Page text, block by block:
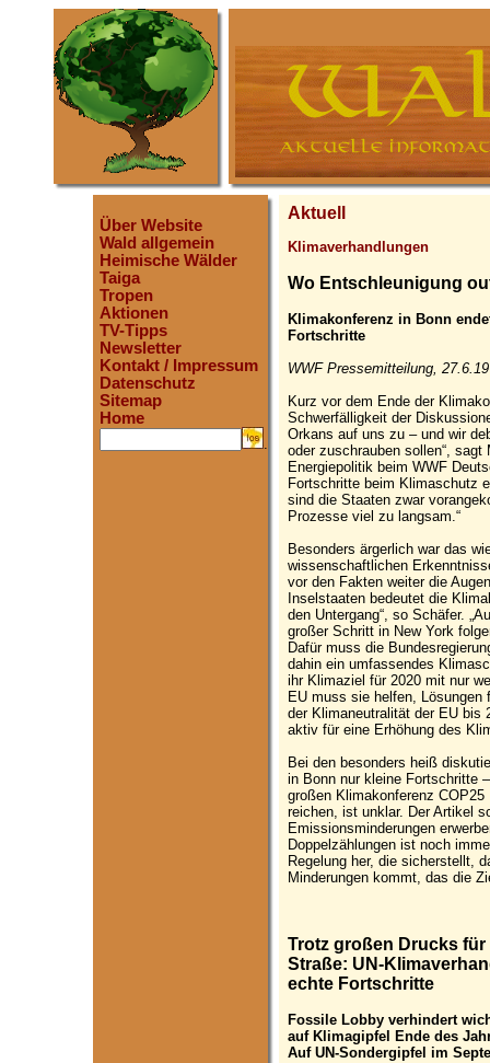
Über Website
Wald allgemein
Heimische Wälder
Taiga
Tropen
Aktionen
TV-Tipps
Newsletter
Kontakt / Impressum
Datenschutz
Sitemap
Home
.
Aktuell
Klimaverhandlungen
Wo Entschleunigung
Klimakonferenz in Bonn
Fortschritte
WWF Pressemitteilung, 27.6.19
Kurz vor dem Ende der
Schwerfälligkeit der
Orkans auf uns zu – und wir
oder zuschrauben sollen“,
Energiepolitik beim WWF
Fortschritte beim Klimaschutz
sind die Staaten zwar
Prozesse viel zu langsam.“
Besonders ärgerlich war das
wissenschaftlichen
vor den Fakten weiter die
Inselstaaten bedeutet die
den Untergang“, so Schäfer.
großer Schritt in New York
Dafür muss die
dahin ein umfassendes
ihr Klimaziel für 2020 mit nur
EU muss sie helfen,
der Klimaneutralität der EU bis
aktiv für eine Erhöhung des
Bei den besonders heiß
in Bonn nur kleine Fortschritte
großen Klimakonferenz
reichen, ist unklar. Der Artikel
Emissionsminderungen
Doppelzählungen ist noch
Regelung her, die sicherstellt,
Minderungen kommt, das die
Trotz großen Drucks
Straße: UN-
echte Fortschritte
Fossile Lobby verhindert
auf Klimagipfel Ende des
Auf UN-Sondergipfel im